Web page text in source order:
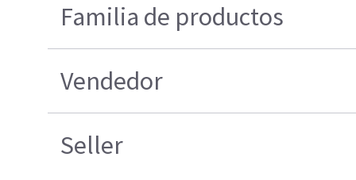
Familia de productos
Vendedor
Seller